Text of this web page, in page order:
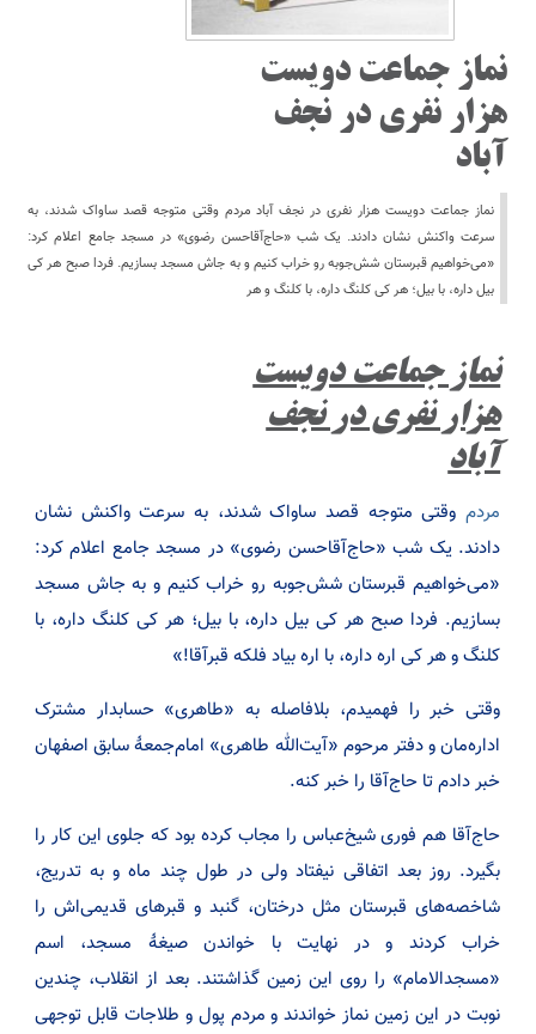
نماز جماعت دویست
هزار نفری در نجف
آباد
نماز جماعت دویست هزار نفری در نجف آباد مردم وقتی متوجه قصد ساواک شدند، به
سرعت واکنش نشان دادند. یک شب «حاج‌آقا‌حسن رضوی» در مسجد جامع اعلام کرد:
«می‌خواهیم قبرستان شش‌جوبه رو خراب کنیم و به جاش مسجد بسازیم. فردا صبح هر کی
بیل داره، با بیل؛ هر کی کلنگ داره، با کلنگ و هر
نماز جماعت دویست
هزار نفری در نجف
آباد
مردموقتی متوجه قصد ساواک شدند، به سرعت واکنش نشان
دادند. یک شب «حاج‌آقا‌حسن رضوی» در مسجد جامع اعلام کرد:
«می‌خواهیم قبرستان شش‌جوبه رو خراب کنیم و به جاش مسجد
بسازیم. فردا صبح هر کی بیل داره، با بیل؛ هر کی کلنگ داره، با
کلنگ و هر کی اره داره، با اره بیاد فلکه قبرآقا!»
وقتی خبر را فهمیدم، بلافاصله به «طاهری» حسابدار مشترک
اداره‌مان و دفتر مرحوم «آیت‌الله طاهری» امام‌جمعۀ سابق اصفهان
خبر دادم تا حاج‌آقا را خبر کنه.
حاج‌آقا هم فوری شیخ‌عباس را مجاب کرده بود که جلوی این کار را
بگیرد. روز بعد اتفاقی نیفتاد ولی در طول چند ماه و به تدریج،
شاخصه‌های قبرستان مثل درختان، گنبد و قبرهای قدیمی‌اش را
خراب کردند و در نهایت با خواندن صیغۀ مسجد، اسم
«مسجد‌الامام» را روی این زمین گذاشتند. بعد از انقلاب، چندین
نوبت در این زمین نماز خواندند و مردم پول و طلاجات قابل توجهی